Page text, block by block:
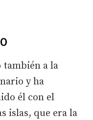
también a la
y ha
él con el
islas, que era la